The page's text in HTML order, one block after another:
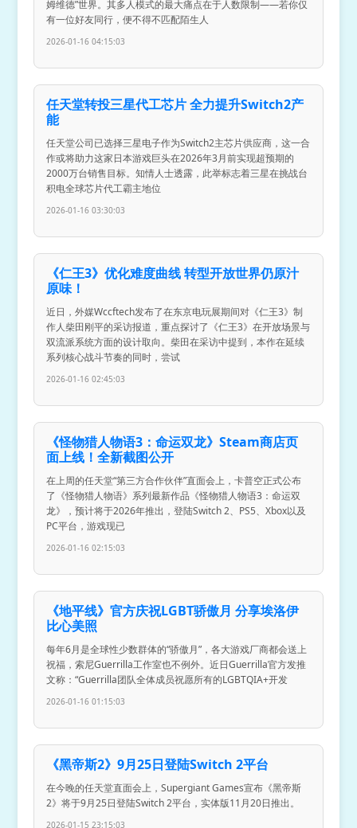
姆维德”世界。其多人模式的最大痛点在于人数限制——若你仅
有一位好友同行，便不得不匹配陌生人
2026-01-16 04:15:03
任天堂转投三星代工芯片 全力提升Switch2产
能
任天堂公司已选择三星电子作为Switch2主芯片供应商，这一合
作或将助力这家日本游戏巨头在2026年3月前实现超预期的
2000万台销售目标。知情人士透露，此举标志着三星在挑战台
积电全球芯片代工霸主地位
2026-01-16 03:30:03
《仁王3》优化难度曲线 转型开放世界仍原汁
原味！
近日，外媒Wccftech发布了在东京电玩展期间对《仁王3》制
作人柴田刚平的采访报道，重点探讨了《仁王3》在开放场景与
双流派系统方面的设计取向。柴田在采访中提到，本作在延续
系列核心战斗节奏的同时，尝试
2026-01-16 02:45:03
《怪物猎人物语3：命运双龙》Steam商店页
面上线！全新截图公开
在上周的任天堂“第三方合作伙伴”直面会上，卡普空正式公布
了《怪物猎人物语》系列最新作品《怪物猎人物语3：命运双
龙》，预计将于2026年推出，登陆Switch 2、PS5、Xbox以及
PC平台，游戏现已
2026-01-16 02:15:03
《地平线》官方庆祝LGBT骄傲月 分享埃洛伊
比心美照
每年6月是全球性少数群体的“骄傲月”，各大游戏厂商都会送上
祝福，索尼Guerrilla工作室也不例外。近日Guerrilla官方发推
文称：“Guerrilla团队全体成员祝愿所有的LGBTQIA+开发
2026-01-16 01:15:03
《黑帝斯2》9月25日登陆Switch 2平台
在今晚的任天堂直面会上，Supergiant Games宣布《黑帝斯
2》将于9月25日登陆Switch 2平台，实体版11月20日推出。
2026-01-15 23:15:03